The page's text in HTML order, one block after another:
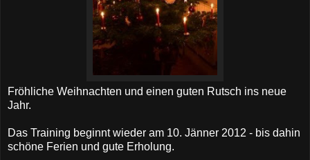
Fröhliche Weihnachten und einen guten Rutsch ins neue
Jahr.
Das Training beginnt wieder am 10. Jänner 2012 - bis dahin
schöne Ferien und gute Erholung.